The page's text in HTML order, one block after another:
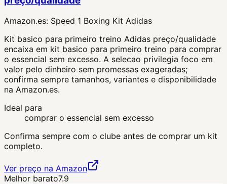
Amazon.es: Speed 1 Boxing Kit Adidas
Kit basico para primeiro treino Adidas preço/qualidade
encaixa em kit basico para primeiro treino para comprar
o essencial sem excesso. A selecao privilegia foco em
valor pelo dinheiro sem promessas exageradas;
confirma sempre tamanhos, variantes e disponibilidade
na Amazon.es.
Ideal para
comprar o essencial sem excesso
Confirma sempre com o clube antes de comprar um kit
completo.
Ver preço na Amazon
Melhor barato7.9